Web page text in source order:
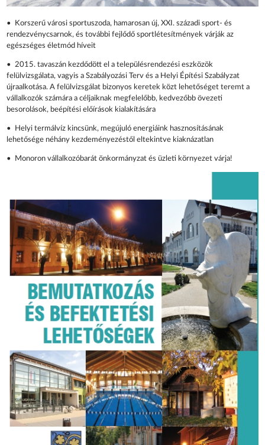
• Korszerű városi sportuszoda, hamarosan új, XXI. századi sport- és
rendezvénycsarnok, és további fejlődő sportlétesítmények várják az
egészséges életmód híveit
• 2015. tavaszán kezdődött el a településrendezési eszközök
felülvizsgálata, vagyis a Szabályozási Terv és a Helyi Építési Szabályzat
újraalkotása. A felülvizsgálat bizonyos keretek közt lehetőséget teremt a
vállalkozók számára a céljaiknak megfelelőbb, kedvezőbb övezeti
besorolások, beépítési előírások kialakítására
• Helyi termálvíz kincsünk, megújuló energiáink hasznosításának
lehetősége néhány kezdeményezéstől eltekintve kiaknázatlan
• Monoron vállalkozóbarát önkormányzat és üzleti környezet várja!